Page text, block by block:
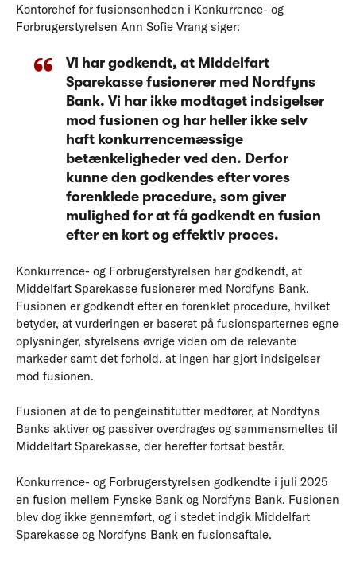
Kontorchef for fusionsenheden i Konkurrence- og
Forbrugerstyrelsen Ann Sofie Vrang siger:
Vi har godkendt, at Middelfart
Sparekasse fusionerer med Nordfyns
Bank. Vi har ikke modtaget indsigelser
mod fusionen og har heller ikke selv
haft konkurrencemæssige
betænkeligheder ved den. Derfor
kunne den godkendes efter vores
forenklede procedure, som giver
mulighed for at få godkendt en fusion
efter en kort og effektiv proces.
Konkurrence- og Forbrugerstyrelsen har godkendt, at
Middelfart Sparekasse fusionerer med Nordfyns Bank.
Fusionen er godkendt efter en forenklet procedure, hvilket
betyder, at vurderingen er baseret på fusionsparternes egne
oplysninger, styrelsens øvrige viden om de relevante
markeder samt det forhold, at ingen har gjort indsigelser
mod fusionen.
Fusionen af de to pengeinstitutter medfører, at Nordfyns
Banks aktiver og passiver overdrages og sammensmeltes til
Middelfart Sparekasse, der herefter fortsat består.
Konkurrence- og Forbrugerstyrelsen godkendte i juli 2025
en fusion mellem Fynske Bank og Nordfyns Bank. Fusionen
blev dog ikke gennemført, og i stedet indgik Middelfart
Sparekasse og Nordfyns Bank en fusionsaftale.